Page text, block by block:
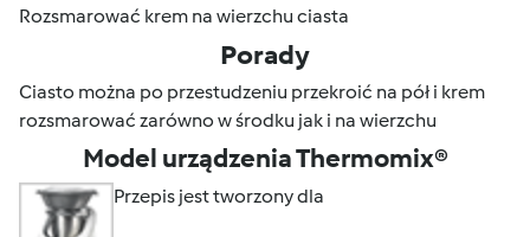
Rozsmarować krem na wierzchu ciasta
Porady
Ciasto można po przestudzeniu przekroić na pół i krem
rozsmarować zarówno w środku jak i na wierzchu
Model urządzenia Thermomix®
Przepis jest tworzony dla